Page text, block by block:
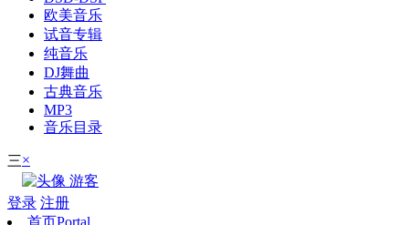
欧美音乐
试音专辑
纯音乐
DJ舞曲
古典音乐
MP3
音乐目录
三×
游客
登录 注册
首页Portal